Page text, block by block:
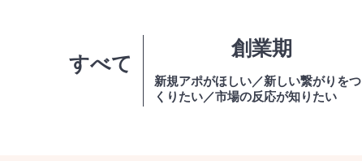
すべて
創業期
新規アポがほしい／新しい繋がりをつ
くりたい／市場の反応が知りたい